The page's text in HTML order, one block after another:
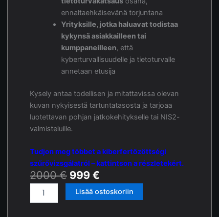
ennaltaehkäisevänä torjuntana
Yrityksille, jotka haluavat todistaa
kykynsä asiakkailleen tai
kumppaneilleen, että
kyberturvallisuudelle ja tietoturvalle
annetaan etusija
Kysely antaa todellisen ja mitattavissa olevan
kuvan nykyisestä tartuntatasosta ja tarjoaa
luotettavan pohjan jatkokehitykselle tai NIS2-
valmisteluille.
Tudjon meg többet a kiberfertőzöttségi
szűrővizsgálatról – kattintson a részletekért.
2000€ Alkuperäinen
hinta
oli:
999€
hinta
on:
AI-
alapú
Lisää ostoskoriin